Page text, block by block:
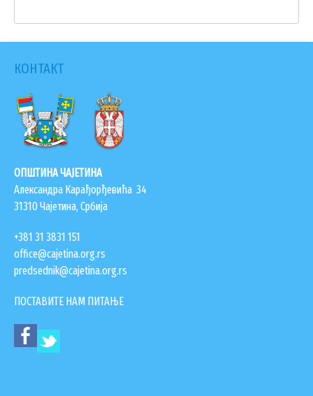
КОНТАКТИ
ЗАПОСЛЕНИ У ОПШТИНСКОЈ УПРАВИ
ВАЖНИ ТЕЛЕФОНИ
ПОСТАВИТЕ ПИТАЊЕ
SEARCH
FORM
ПРЕТРАЖИ
КОНТАКТ
ОПШТИНА ЧАЈЕТИНА
Александра Карађорђевића 34
31310 Чајетина, Србија
+381 31 3831 151
office@cajetina.org.rs
predsednik@cajetina.org.rs
ПОСТАВИТЕ НАМ ПИТАЊЕ